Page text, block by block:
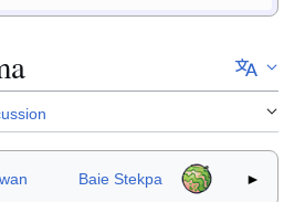
Baie Stekpa ►